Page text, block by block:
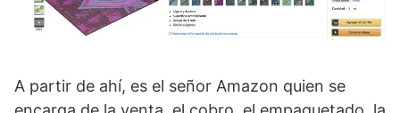
A partir de ahí, es el señor Amazon quien se